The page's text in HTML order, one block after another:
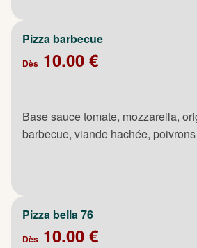
Pizza barbecue
Dès 10.00 €
Base sauce tomate, mozzarella,
barbecue, viande hachée, poivrons
Pizza bella 76
Dès 10.00 €